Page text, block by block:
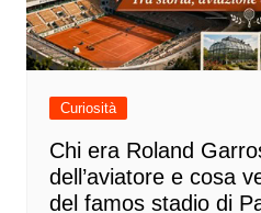
Curiosità
Chi era Roland
dell’aviatore e cosa
del famos stadio di